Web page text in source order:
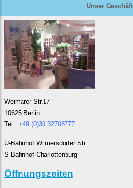
Unser Geschäft
Weimarer Str.17
10625 Berlin
Tel.: +49 (0)30 32708777
U-Bahnhof Wilmersdorfer Str.
S-Bahnhof Charlottenburg
Öffnungszeiten